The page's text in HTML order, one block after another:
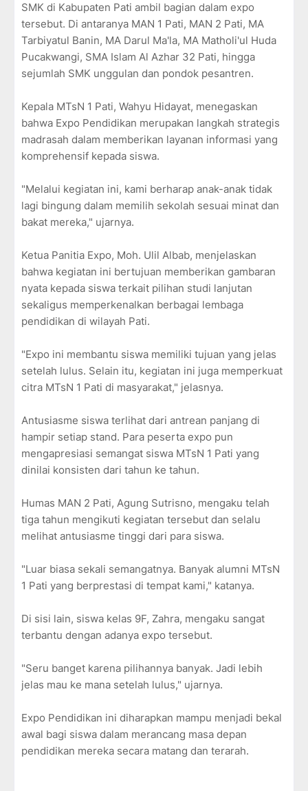
SMK di Kabupaten Pati ambil bagian dalam expo
tersebut. Di antaranya MAN 1 Pati, MAN 2 Pati, MA
Tarbiyatul Banin, MA Darul Ma'la, MA Matholi'ul Huda
Pucakwangi, SMA Islam Al Azhar 32 Pati, hingga
sejumlah SMK unggulan dan pondok pesantren.
Kepala MTsN 1 Pati, Wahyu Hidayat, menegaskan
bahwa Expo Pendidikan merupakan langkah strategis
madrasah dalam memberikan layanan informasi yang
komprehensif kepada siswa.
"Melalui kegiatan ini, kami berharap anak-anak tidak
lagi bingung dalam memilih sekolah sesuai minat dan
bakat mereka," ujarnya.
Ketua Panitia Expo, Moh. Ulil Albab, menjelaskan
bahwa kegiatan ini bertujuan memberikan gambaran
nyata kepada siswa terkait pilihan studi lanjutan
sekaligus memperkenalkan berbagai lembaga
pendidikan di wilayah Pati.
"Expo ini membantu siswa memiliki tujuan yang jelas
setelah lulus. Selain itu, kegiatan ini juga memperkuat
citra MTsN 1 Pati di masyarakat," jelasnya.
Antusiasme siswa terlihat dari antrean panjang di
hampir setiap stand. Para peserta expo pun
mengapresiasi semangat siswa MTsN 1 Pati yang
dinilai konsisten dari tahun ke tahun.
Humas MAN 2 Pati, Agung Sutrisno, mengaku telah
tiga tahun mengikuti kegiatan tersebut dan selalu
melihat antusiasme tinggi dari para siswa.
"Luar biasa sekali semangatnya. Banyak alumni MTsN
1 Pati yang berprestasi di tempat kami," katanya.
Di sisi lain, siswa kelas 9F, Zahra, mengaku sangat
terbantu dengan adanya expo tersebut.
"Seru banget karena pilihannya banyak. Jadi lebih
jelas mau ke mana setelah lulus," ujarnya.
Expo Pendidikan ini diharapkan mampu menjadi bekal
awal bagi siswa dalam merancang masa depan
pendidikan mereka secara matang dan terarah.